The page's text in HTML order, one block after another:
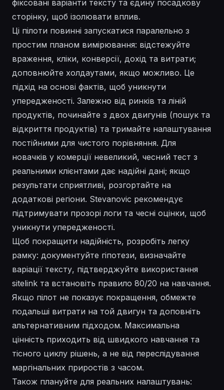
фіксовані варіанти тексту та єдину посадкову
сторінку, щоб ізолювати вплив.
Ці пілоти повинні запускатися паралельно з
простим планом вимірювання: відстежуйте
враження, кліки, конверсії, дохід та витрати;
доповнюйте холдаутами, якщо можливо. Це
підхід на основі фактів, щоб уникнути
упередженості. Залежно від ринків та ліній
продуктів, починайте з двох двигунів (пошук та
відкриття продуктів) та тримайте налаштування
постійними для чистого порівняння. Для
новачків у комерції невеликий, чесний тест з
реальними клієнтами дає надійні дані; якщо
результати сприятливі, розгортайте на
додаткові регіони. Stevanovic рекомендує
підтримувати прозорі логи та чесні оцінки, щоб
уникнути упередженості.
Щоб покращити надійність, розробіть легку
рамку: документуйте гіпотези, визначайте
варіації тексту, підтверджуйте використання
sitelink та встановіть правило 80/20 на навчання.
Якщо пілот не показує покращення, обмежте
подальші витрати на той двигун та доповніть
альтернативним підходом. Максимальна
цінність приходить від швидкого навчання та
тісного циклу рішень, а не від переслідування
маргінальних приростів з часом.
Також плануйте для реальних налаштувань: